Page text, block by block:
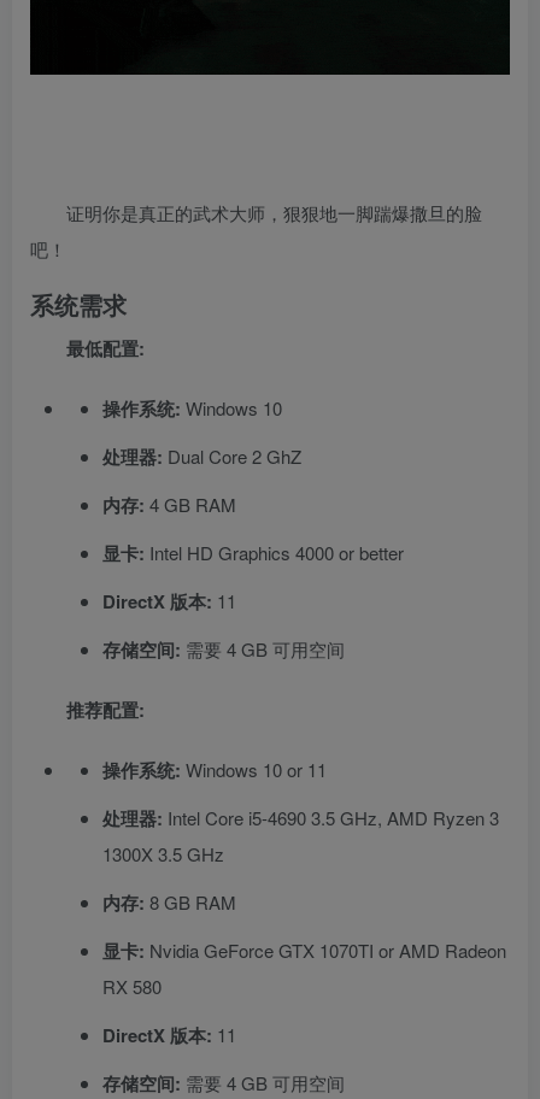
证明你是真正的武术大师，狠狠地一脚踹爆撒旦的脸
吧！
系统需求
最低配置:
操作系统: Windows 10
处理器: Dual Core 2 GhZ
内存: 4 GB RAM
显卡: Intel HD Graphics 4000 or better
DirectX 版本: 11
存储空间: 需要 4 GB 可用空间
推荐配置:
操作系统: Windows 10 or 11
处理器: Intel Core i5-4690 3.5 GHz, AMD Ryzen 3
1300X 3.5 GHz
内存: 8 GB RAM
显卡: Nvidia GeForce GTX 1070TI or AMD Radeon
RX 580
DirectX 版本: 11
存储空间: 需要 4 GB 可用空间